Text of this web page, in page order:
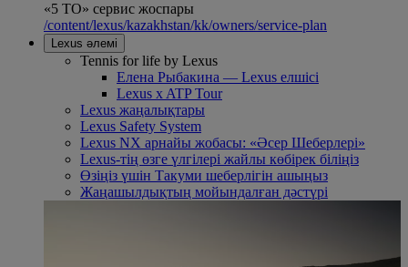
«5 ТО» сервис жоспары
/content/lexus/kazakhstan/kk/owners/service-plan
Lexus әлемі
Tennis for life by Lexus
Елена Рыбакина — Lexus елшісі
Lexus x ATP Tour
Lexus жаңалықтары
Lexus Safety System
Lexus NX арнайы жобасы: «Әсер Шеберлері»
Lexus-тің өзге үлгілері жайлы көбірек біліңіз
Өзіңіз үшін Такуми шеберлігін ашыңыз
Жаңашылдықтың мойындалған дәстүрі